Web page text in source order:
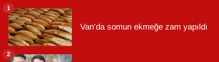
Van’da somun ekmeğe zam yapıldı
1
2